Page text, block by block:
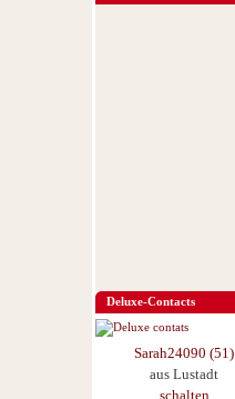
Deluxe-Contacts
Sarah24090 (51)
aus Lustadt
schalten